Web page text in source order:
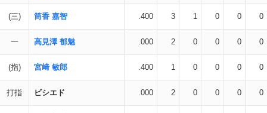
(三) 筒香 嘉智 .400 3 1 0 0 0
一 高見澤 郁魅 .000 2 0 0 0 0
(指) 宮﨑 敏郎 .400 1 0 0 0 0
打指 ビシエド .000 2 0 0 0 0